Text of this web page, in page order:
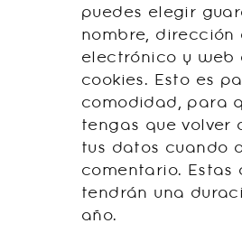
puedes elegir
nombre, dirección
electrónico y web
cookies. Esto es
comodidad, para
tengas que volver
tus datos cuando
comentario. Estas
tendrán una
año.